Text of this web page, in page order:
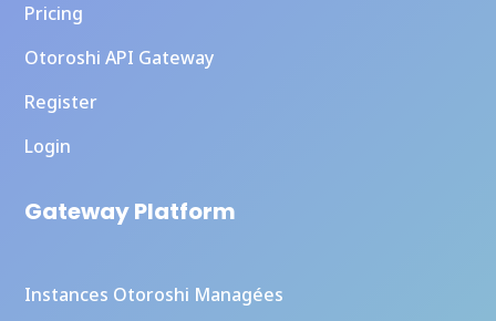
Pricing
Otoroshi API Gateway
Register
Login
Gateway Platform
Instances Otoroshi Managées